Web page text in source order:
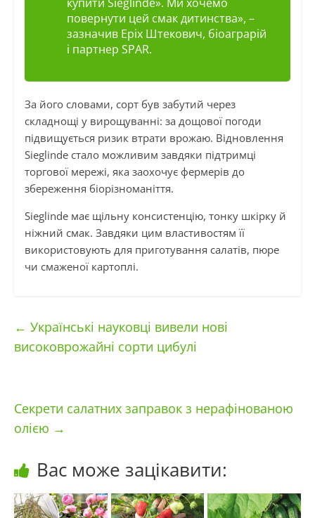
повернути цей смак дитинства», –
зазначив Еріх Штекович, біоаграрій
і партнер SPAR.
За його словами, сорт був забутий через
складнощі у вирощуванні: за дощової погоди
підвищується ризик втрати врожаю. Відновлення
Sieglinde стало можливим завдяки підтримці
торгової мережі, яка заохочує фермерів до
збереження біорізноманіття.
Sieglinde має щільну консистенцію, тонку шкірку й
ніжний смак. Завдяки цим властивостям її
використовують для приготування салатів, пюре
чи смаженої картоплі.
← Українські науковці вивели нові
високоврожайні сорти цибулі
Секрети салатних заправок з нерафінованою
олією →
Вас може зацікавити: